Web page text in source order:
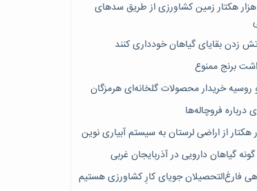
آب ۲۲ هزار هکتار زمین کشاورزی از طریق سدهای
زدن بقایای گیاهان خودداری کنند
برنج ممنوع
روسیه خریدار محصولات گلخانه‌ای هرمزگان
فروچاله‌ها
فارغ‌التحصیلان جویای کارِ کشاورزی هستیم